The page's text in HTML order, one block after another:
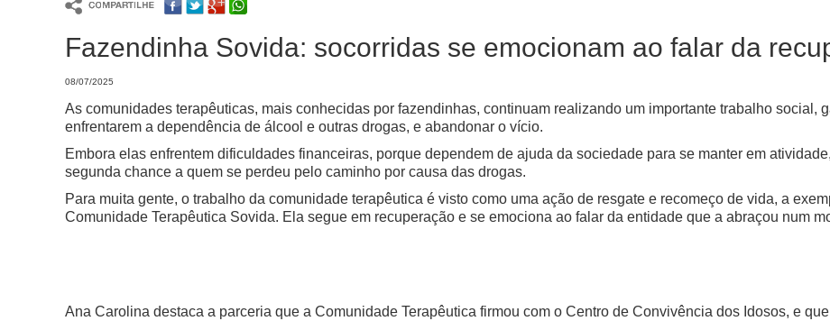
Fazendinha Sovida: socorridas se emocionam ao falar da
08/07/2025
As comunidades terapêuticas, mais conhecidas por fazendinhas, continuam realizando um importante trabalho social,
enfrentarem a dependência de álcool e outras drogas, e abandonar o vício.
Embora elas enfrentem dificuldades financeiras, porque dependem de ajuda da sociedade para se manter em
segunda chance a quem se perdeu pelo caminho por causa das drogas.
Para muita gente, o trabalho da comunidade terapêutica é visto como uma ação de resgate e recomeço de vida, a
Comunidade Terapêutica Sovida. Ela segue em recuperação e se emociona ao falar da entidade que a abraçou num
Ana Carolina destaca a parceria que a Comunidade Terapêutica firmou com o Centro de Convivência dos Idosos, e